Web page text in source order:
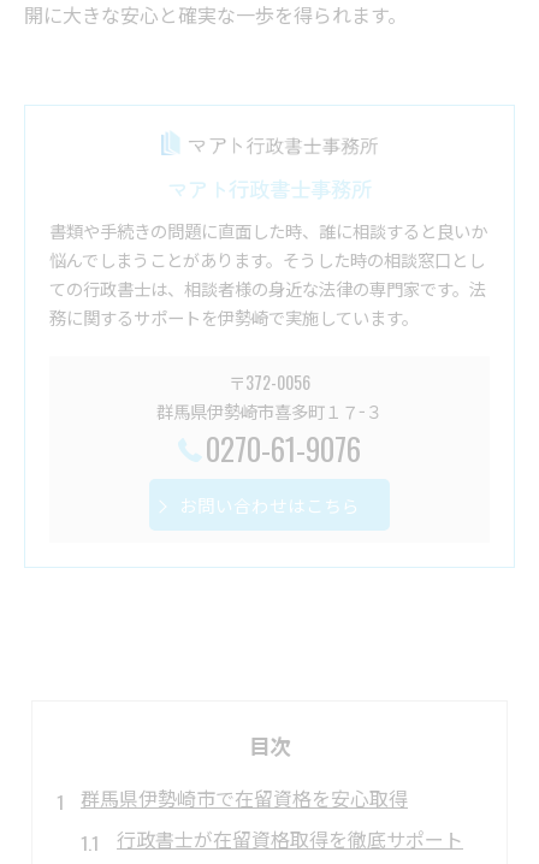
開に大きな安心と確実な一歩を得られます。
マアト行政書士事務所
書類や手続きの問題に直面した時、誰に相談すると良いか
悩んでしまうことがあります。そうした時の相談窓口とし
ての行政書士は、相談者様の身近な法律の専門家です。法
務に関するサポートを伊勢崎で実施しています。
〒372-0056
群馬県伊勢崎市喜多町１７−３
0270-61-9076
お問い合わせはこちら
目次
群馬県伊勢崎市で在留資格を安心取得
行政書士が在留資格取得を徹底サポート